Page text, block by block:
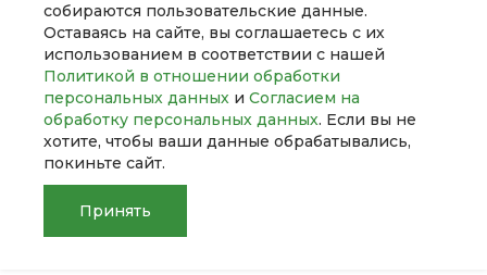
собираются пользовательские данные.
Оставаясь на сайте, вы соглашаетесь с их
использованием в соответствии с нашей
Политикой в отношении обработки
персональных данных и Согласием на
обработку персональных данных. Если вы не
хотите, чтобы ваши данные обрабатывались,
покиньте сайт.
Принять
© 2026 UNIBox, Все права защищены